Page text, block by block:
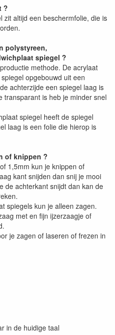
?
zit altijd een beschermfolie, die is
polystyreen,
spiegel ?
methode. De acrylaat
opgebouwd uit een
achterzijde een spiegel laag is
transparant is heb je minder snel
spiegel heeft de spiegel
laag is een folie die hierop is
of knippen ?
1,5mm kun je knippen of
kant snijden dan snij je mooi
de achterkant snijdt dan kan de
spiegels kun je alleen zagen.
met en fijn ijzerzaagje of
je zagen of laseren of frezen in
in de huidige taal